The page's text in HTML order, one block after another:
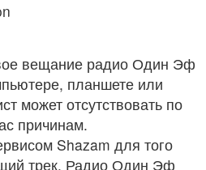
вещание радио Один Эф
планшете или
может отсутствовать по
причинам.
Shazam для того
трек. Радио Один Эф